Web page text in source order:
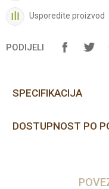
Usporedite proizvod
PODIJELI
SPECIFIKACIJA
DOSTUPNOST PO